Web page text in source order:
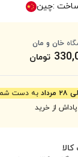
:چین
خان و مان
تومان
به دست
از خرید